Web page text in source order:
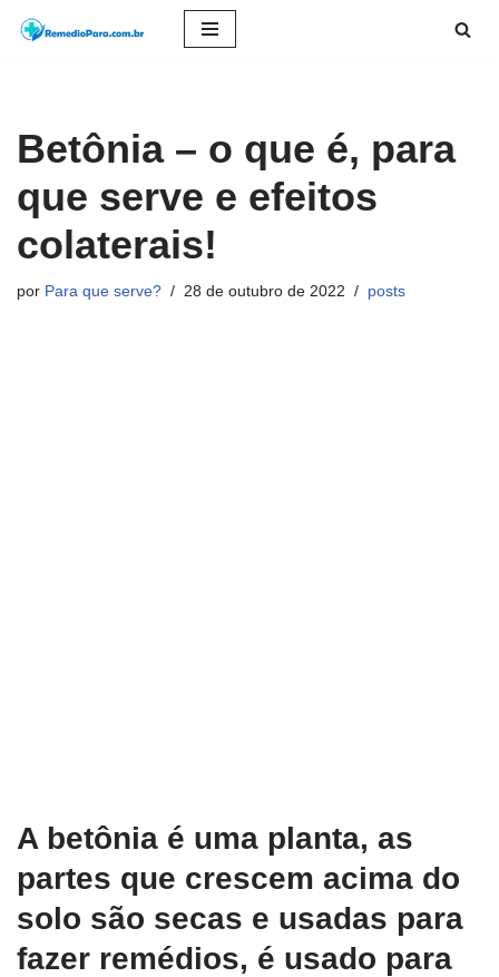
conteúdo
Betônia – o que é, para
que serve e efeitos
colaterais!
por Para que serve? 28 de outubro de 2022 posts
A betônia é uma planta, as
partes que crescem acima do
solo são secas e usadas para
fazer remédios, é usado para